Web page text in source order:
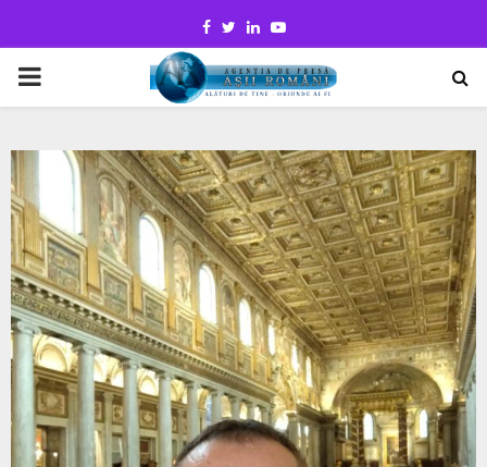
Facebook
TwitterLinkedinYoutube
PRIMARY